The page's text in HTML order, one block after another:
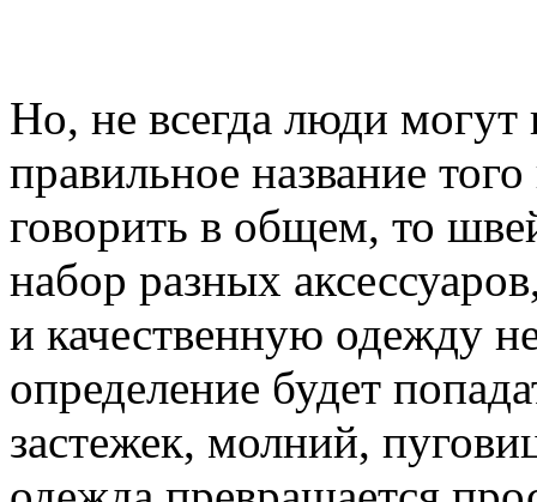
Но, не всегда люди могут
правильное название
говорить в общем, то
набор разных
и качественную одежду
определение будет
застежек, молний,